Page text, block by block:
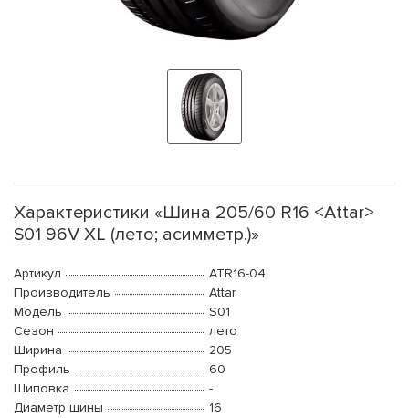
Характеристики «Шина 205/60 R16 <Attar>
S01 96V XL (лето; асимметр.)»
Артикул
ATR16-04
Производитель
Attar
Модель
S01
Сезон
лето
Ширина
205
Профиль
60
Шиповка
-
Диаметр шины
16